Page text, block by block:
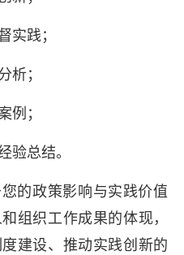
实践；
析；
例；
验总结。
的政策影响与实践价值
组织工作成果的体现，
建设、推动实践创新的